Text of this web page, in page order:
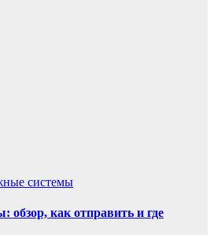
системы
обзор, как отправить и где